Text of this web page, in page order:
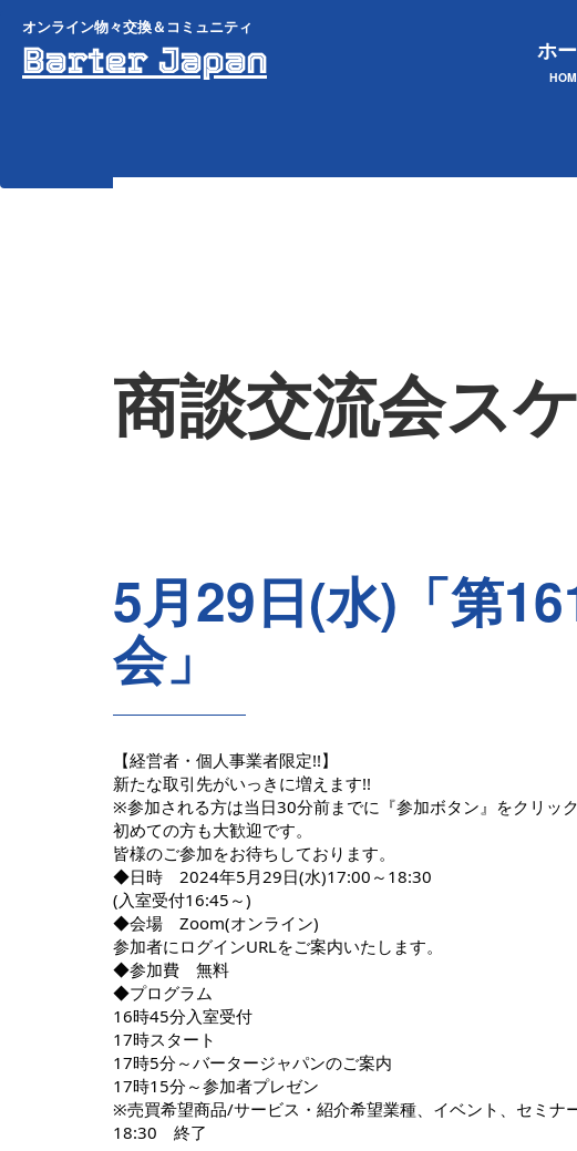
オンライン物々交換＆コミュニティ
Barter Japan ホ
商談交流会ス
5月29日(水)「第
会」
【経営者・個人事業者限定!!】
新たな取引先がいっきに増えます!!
※参加される方は当日30分前までに『参加ボタン』をクリック
初めての方も大歓迎です。
皆様のご参加をお待ちしております。
◆日時 2024年5月29日(水)17:00～18:30
(入室受付16:45～)
◆会場 Zoom(オンライン)
参加者にログインURLをご案内いたします。
◆参加費 無料
◆プログラム
16時45分入室受付
17時スタート
17時5分～バータージャパンのご案内
17時15分～参加者プレゼン
※売買希望商品/サービス・紹介希望業種、イベント、セミナ
18:30 終了